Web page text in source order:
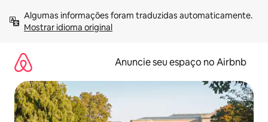
para
Mostrar idioma original
Anuncie seu espaço no Airbnb